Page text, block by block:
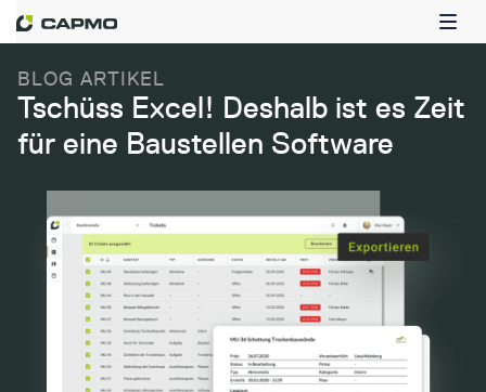
BLOG ARTIKEL
Tschüss Excel! Deshalb ist es Zeit
für eine Baustellen Software